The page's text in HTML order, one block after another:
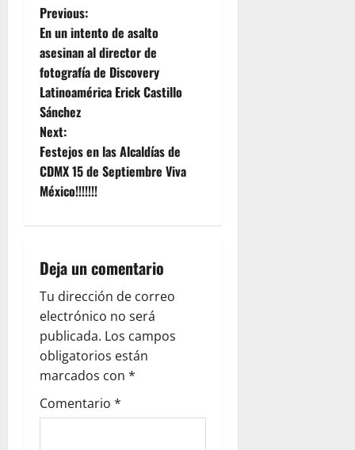
P
o
s
t
n
a
i
g
a
t
i
o
Previous:
En un intento de asalto
asesinan al director de
fotografía de Discovery
Latinoamérica Erick Castillo
Sánchez
Next:
Festejos en las Alcaldías de
CDMX 15 de Septiembre Viva
México!!!!!!!
Deja un comentario
Tu dirección de correo
electrónico no será
publicada. Los campos
obligatorios están
marcados con *
Comentario *